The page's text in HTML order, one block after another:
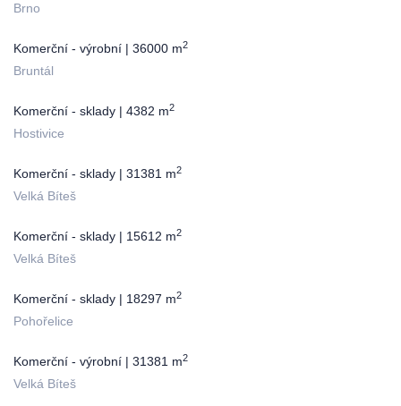
Brno
Komerční - výrobní | 36000 m2
Bruntál
Komerční - sklady | 4382 m2
Hostivice
Komerční - sklady | 31381 m2
Velká Bíteš
Komerční - sklady | 15612 m2
Velká Bíteš
Komerční - sklady | 18297 m2
Pohořelice
Komerční - výrobní | 31381 m2
Velká Bíteš